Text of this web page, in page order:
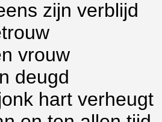
zijn verblijd
vrouw
deugd
hart verheugt